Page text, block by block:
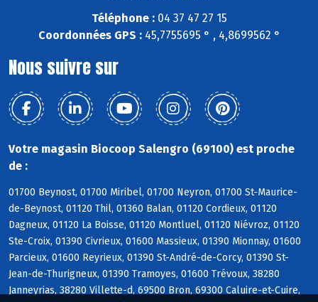
Téléphone :04 37 47 27 15
Coordonnées GPS :45,7755695 ° , 4,8699562 °
Nous suivre sur
Votre magasin Biocoop Salengro (69100) est proche
de :
01700 Beynost, 01700 Miribel, 01700 Neyron, 01700 St-Maurice-
de-Beynost, 01120 Thil, 01360 Balan, 01120 Cordieux, 01120
Dagneux, 01120 La Boisse, 01120 Montluel, 01120 Niévroz, 01120
Ste-Croix, 01390 Civrieux, 01600 Massieux, 01390 Mionnay, 01600
Parcieux, 01600 Reyrieux, 01390 St-André-de-Corcy, 01390 St-
Jean-de-Thurigneux, 01390 Tramoyes, 01600 Trévoux, 38280
Janneyrias, 38280 Villette-d, 69500 Bron, 69300 Caluire-et-Cuire,